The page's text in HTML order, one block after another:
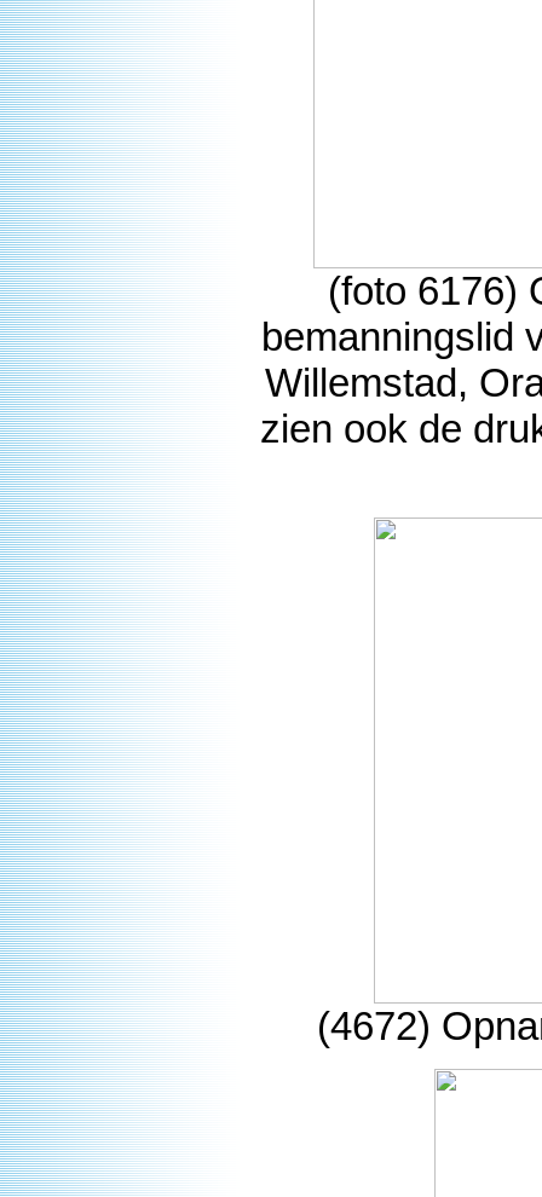
(foto 6176)
bemanningslid
Willemstad,
zien ook de
(4672)